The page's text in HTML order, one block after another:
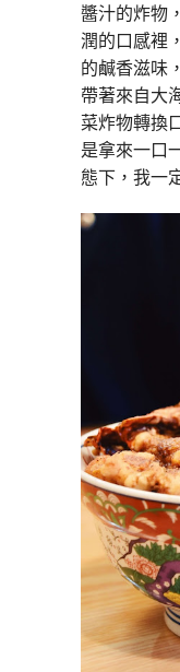
醬汁的炸物
潤的口感裡
的鹹香滋味
帶著來自大
菜炸物轉換
是拿來一口
態下，我一